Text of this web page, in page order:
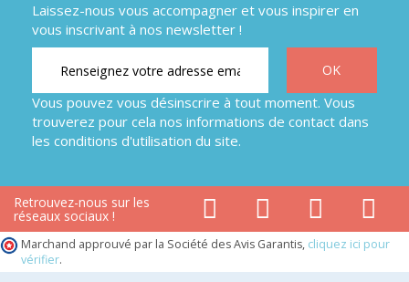
Laissez-nous vous accompagner et vous inspirer en
vous inscrivant à nos newsletter !
Vous pouvez vous désinscrire à tout moment. Vous
trouverez pour cela nos informations de contact dans
les conditions d'utilisation du site.
Retrouvez-nous sur les
réseaux sociaux !
Marchand approuvé par la Société des Avis Garantis, cliquez ici pour
vérifier.